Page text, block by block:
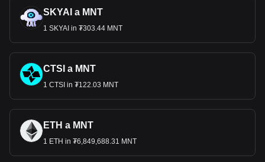
SKYAI a MNT
1 SKYAI in ₮303.44 MNT
CTSI a MNT
1 CTSI in ₮122.03 MNT
ETH a MNT
1 ETH in ₮6,849,688.31 MNT